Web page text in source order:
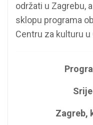
održati u Zagrebu,
sklopu programa
Centru za kulturu u
Zagreb,